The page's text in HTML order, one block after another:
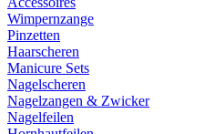
Wimpernzange
Pinzetten
Haarscheren
Manicure Sets
Nagelscheren
Nagelzangen & Zwicker
Nagelfeilen